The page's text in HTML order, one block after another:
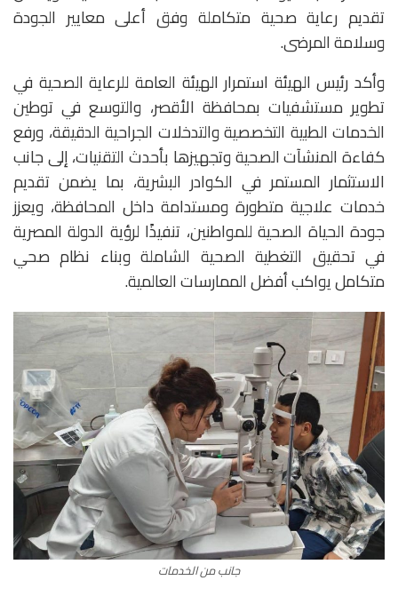
تقديم رعاية صحية متكاملة وفق أعلى معايير الجودة
وسلامة المرضى.
وأكد رئيس الهيئة استمرار الهيئة العامة للرعاية الصحية في
تطوير مستشفيات بمحافظة الأقصر، والتوسع في توطين
الخدمات الطبية التخصصية والتدخلات الجراحية الدقيقة، ورفع
كفاءة المنشآت الصحية وتجهيزها بأحدث التقنيات، إلى جانب
الاستثمار المستمر في الكوادر البشرية، بما يضمن تقديم
خدمات علاجية متطورة ومستدامة داخل المحافظة، ويعزز
جودة الحياة الصحية للمواطنين، تنفيذًا لرؤية الدولة المصرية
في تحقيق التغطية الصحية الشاملة وبناء نظام صحي
متكامل يواكب أفضل الممارسات العالمية.
جانب من الخدمات